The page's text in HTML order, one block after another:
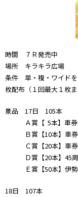
時間 ７Ｒ発売中
場所 キラキラ広場
条件 単・複・ワイドを
枚配布（１回最大１枚ま
景品 17日 105本
Ａ賞【 5本】車券
Ｂ賞【10本】車券
Ｃ賞【20本】車券
Ｄ賞【20本】45周
Ｅ賞【50本】伊勢
18日 107本